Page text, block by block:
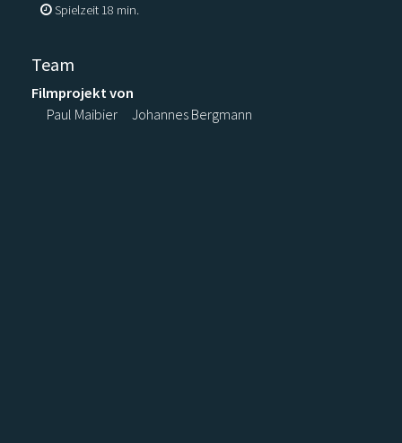
Spielzeit 18 min.
Team
Filmprojekt von
Paul Maibier
Johannes Bergmann